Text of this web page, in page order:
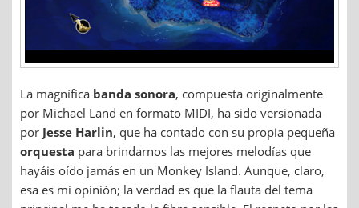
La magnífica banda sonora, compuesta originalmente
por Michael Land en formato MIDI, ha sido versionada
por Jesse Harlin, que ha contado con su propia pequeña
orquesta para brindarnos las mejores melodías que
hayáis oído jamás en un Monkey Island. Aunque, claro,
esa es mi opinión; la verdad es que la flauta del tema